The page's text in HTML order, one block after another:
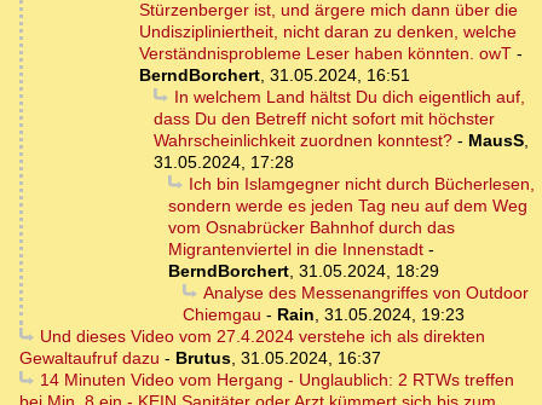
Stürzenberger ist, und ärgere mich dann über die
Undiszipliniertheit, nicht daran zu denken, welche
Verständnisprobleme Leser haben könnten. owT -
BerndBorchert, 31.05.2024, 16:51
In welchem Land hältst Du dich eigentlich auf,
dass Du den Betreff nicht sofort mit höchster
Wahrscheinlichkeit zuordnen konntest? - MausS,
31.05.2024, 17:28
Ich bin Islamgegner nicht durch Bücherlesen,
sondern werde es jeden Tag neu auf dem Weg
vom Osnabrücker Bahnhof durch das
Migrantenviertel in die Innenstadt -
BerndBorchert, 31.05.2024, 18:29
Analyse des Messenangriffes von Outdoor
Chiemgau - Rain, 31.05.2024, 19:23
Und dieses Video vom 27.4.2024 verstehe ich als direkten
Gewaltaufruf dazu - Brutus, 31.05.2024, 16:37
14 Minuten Video vom Hergang - Unglaublich: 2 RTWs treffen